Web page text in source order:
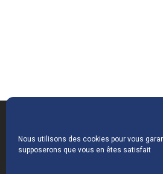
Nous utilisons des cookies pour vous
supposerons que vous en êtes satisfait